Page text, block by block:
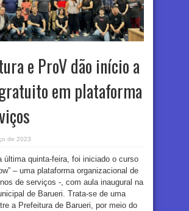
e ProV dão início a
em plataforma
de 2023
última quinta-feira, foi iniciado o curso
– uma plataforma organizacional de
de serviços -, com aula inaugural na
de Barueri. Trata-se de uma
a Prefeitura de Barueri, por meio do